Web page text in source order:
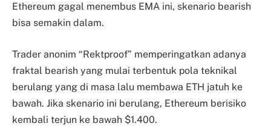
Ethereum gagal menembus EMA ini, skenario bearish
bisa semakin dalam.
Trader anonim “Rektproof” memperingatkan adanya
fraktal bearish yang mulai terbentuk pola teknikal
berulang yang di masa lalu membawa ETH jatuh ke
bawah. Jika skenario ini berulang, Ethereum berisiko
kembali terjun ke bawah $1.400.